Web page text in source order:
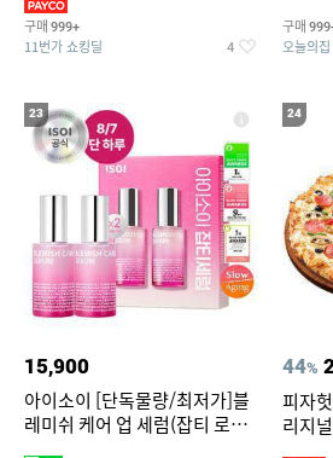
영복/티셔츠/
구매 999+
11번가 쇼킹딜 4
구매
오늘의집
23
15,900
아이소이 [단독물량/최저가]블
레미쉬 케어 업 세럼(잡티 로즈
24
44%
피자
리지